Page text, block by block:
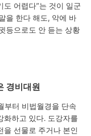
어렵다”는 것이 일군
을 한다 해도, 악에 바
등으로도 안 듣는 상황
경비대원
부터 비법월경을 단속
화하고 있다. 도강자를
을 선물로 주거나 본인